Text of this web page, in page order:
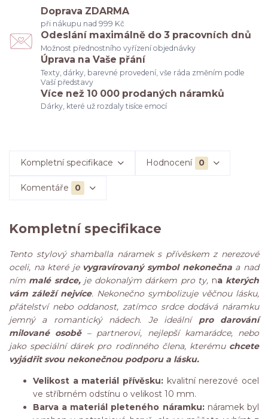
Doprava ZDARMA
při nákupu nad 999 Kč
Odeslání maximálně do 3 pracovních dnů
Možnost přednostního vyřízení objednávky
Úprava na Vaše přání
Texty, dárky, barevné provedení, vše ráda změním podle
Vaší představy
Více než 10 000 prodaných náramků
Dárky, které už rozdaly tisíce emocí
Kompletní specifikace Hodnocení 0
Komentáře 0
Kompletní specifikace
Tento stylový shamballa náramek s přívěskem z nerezové
oceli, na které je vygravírovaný symbol nekonečnaa nad
ním malé srdce,je dokonalým dárkem pro ty, na kterých
vám záleží nejvíce. Nekonečno symbolizuje věčnou lásku,
přátelství nebo oddanost, zatímco srdce dodává náramku
jemný a romantický nádech. Je ideální pro darování
milované osobě– partnerovi, nejlepší kamarádce, nebo
jako speciální dárek pro rodinného člena, kterému chcete
vyjádřit svou nekonečnou podporu a lásku.
Velikost a materiál přívěsku:kvalitní nerezové ocel
ve stříbrném odstínu o velikost 10 mm.
Barva a materiál pleteného náramku: náramek byl